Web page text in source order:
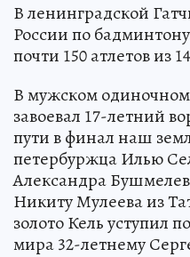
В ленинградской
России по
почти 150 атлетов из
В мужском
завоевал 17-летний
пути в финал наш
петербуржца Илью
Александра
Никиту Мулеева из
золото Кель уступил
мира 32-летнему